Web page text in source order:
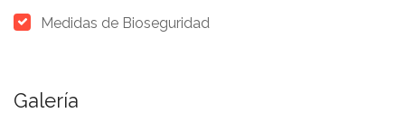
Medidas de Bioseguridad
Galería